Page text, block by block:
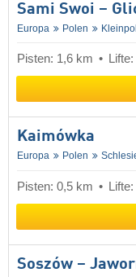
Sami Swoi –
Europa Polen
Pisten: 1,6 km
Kaimówka
Europa Polen
Pisten: 0,5 km
Soszów –